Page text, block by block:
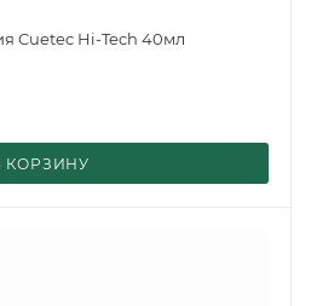
Cuetec Hi-Tech 40мл
КОРЗИНУ